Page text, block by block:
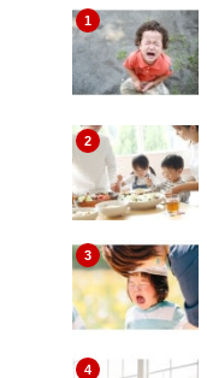
1
2
3
4